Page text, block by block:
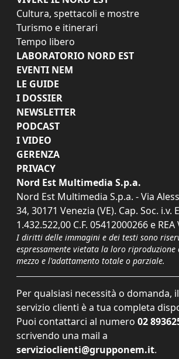
Cultura, spettacoli e mostre
Turismo e itinerari
Tempo libero
LABORATORIO NORD EST
EVENTI NEM
LE GUIDE
I DOSSIER
NEWSLETTER
PODCAST
I VIDEO
GERENZA
PRIVACY
Nord Est Multimedia S.p.a.
Nord Est Multimedia S.p.a. - Via
34, 30171 Venezia (VE). Cap. Soc. i.v.
1.432.522,00 C.F. 05412000266 e REA
I diritti delle immagini e dei testi sono
espressamente vietata la loro riproduzione
mezzo e l'adattamento totale o parziale.
Per qualsiasi necessità o domanda,
servizio clienti è a tua completa
Puoi contattarci al numero 02
scrivendo una mail a
servizioclienti@grupponem.it.